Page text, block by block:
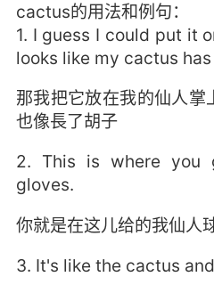
cactus的用法和例句：
1. I guess I could put it
looks like my cactus
那我把它放在我的仙人
也像長了胡子
2. This is where you
gloves.
你就是在这儿给的我仙人
3. It's like the cactus